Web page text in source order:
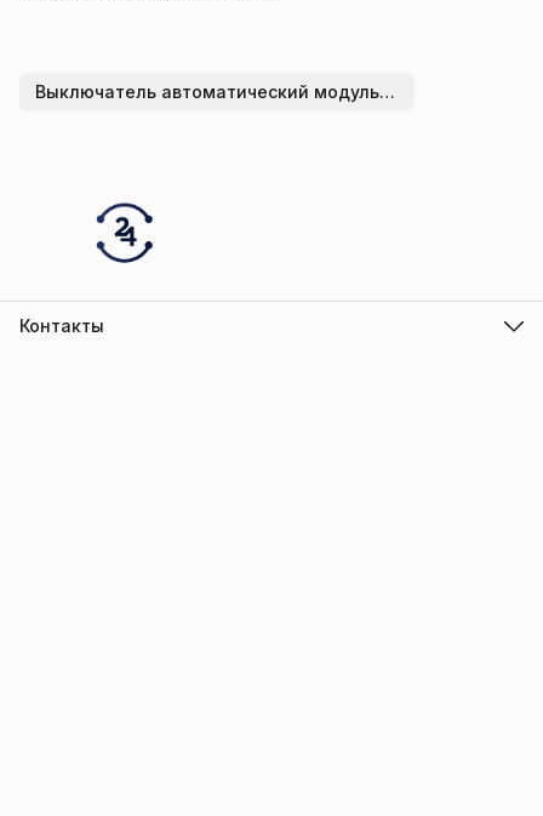
Выключатель автоматический модульный
Контакты